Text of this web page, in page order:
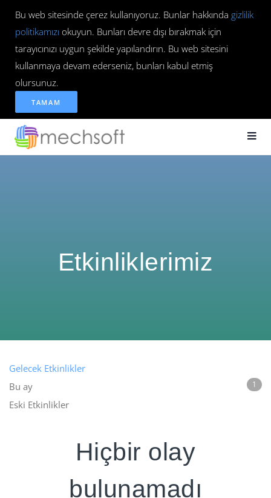
Bu web sitesinde çerez kullanıyoruz. Bunlar hakkında gizlilik
politikamızı okuyun. Bunları devre dışı bırakmak için
tarayıcınızı uygun şekilde yapılandırın. Bu web sitesini
kullanmaya devam ederseniz, bunları kabul etmiş
olursunuz.
TAMAM
Etkinliklerimiz
Gelecek Etkinlikler
Bu ay
1
Eski Etkinlikler
Hiçbir olay
bulunamadı